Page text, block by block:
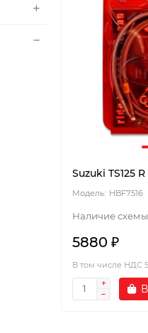
Suzuki TS125
HBF7516
5880 ₽
В том числе НДС